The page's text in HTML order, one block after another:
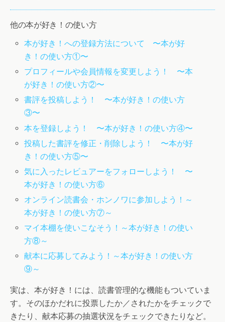
他の本が好き！の使い方
本が好き！への登録方法について 〜本が好
き！の使い方①〜
プロフィールや会員情報を変更しよう！ 〜本
が好き！の使い方②〜
書評を投稿しよう！ 〜本が好き！の使い方
③〜
本を登録しよう！ 〜本が好き！の使い方④〜
投稿した書評を修正・削除しよう！ 〜本が好
き！の使い方⑤〜
気に入ったレビュアーをフォローしよう！ 〜
本が好き！の使い方⑥
オンライン読書会・ホンノワに参加しよう！～
本が好き！の使い方⑦～
マイ本棚を使いこなそう！～本が好き！の使い
方⑧～
献本に応募してみよう！～本が好き！の使い方
⑨～
実は、本が好き！には、読書管理的な機能もついていま
す。そのほかだれに投票したか／されたかをチェックで
きたり、献本応募の抽選状況をチェックできたりなど。